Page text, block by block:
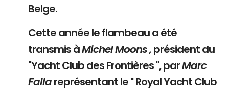
Belge.
Cette année le flambeau a été
transmis àMichel Moons ,président du
"Yacht Club des Frontières ", parMarc
Fallareprésentant le " Royal Yacht Club